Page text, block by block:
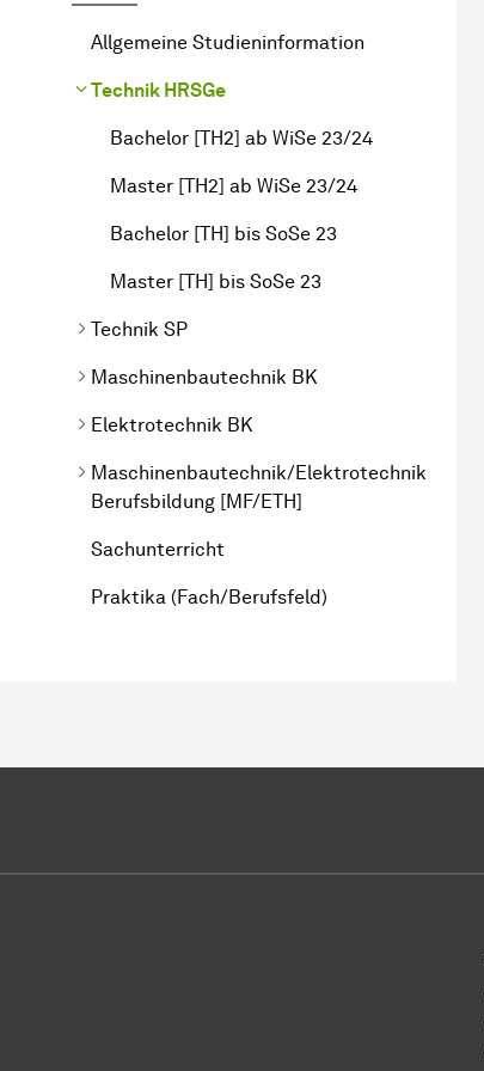
Allgemeine Studieninformation
Technik HRSGe
Bachelor [TH2] ab WiSe 23/24
Master [TH2] ab WiSe 23/24
Bachelor [TH] bis SoSe 23
Master [TH] bis SoSe 23
Technik SP
Maschinenbautechnik BK
Elektrotechnik BK
Maschinenbautechnik/Elektrotechnik
Berufsbildung [MF/ETH]
Sachunterricht
Praktika (Fach/Berufsfeld)